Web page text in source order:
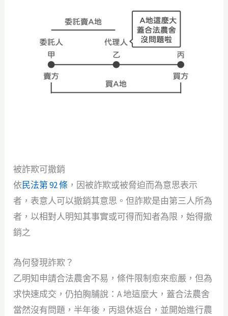
被詐欺可撤銷
依民法第 92 條 ，因被詐欺或被脅迫而為意思表示
者，表意人可以撤銷其意思。但詐欺是由第三人所為
者，以相對人明知其事實或可得而知者為限，始得撤
銷之
為何發現詐欺？
乙明知申請合法農舍不易，條件限制愈來愈嚴，但為
求快速成交，仍拍胸脯說：A 地這麼大，蓋合法農舍
當然沒有問題，半年後，丙退休返台，並開始進行農